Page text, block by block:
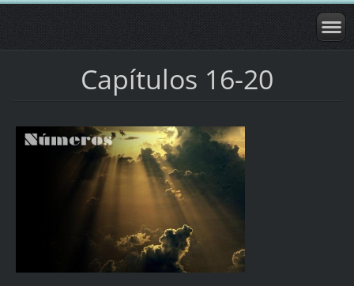
Capítulos 16-20